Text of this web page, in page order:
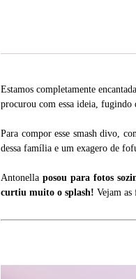
Estamos completamente
procurou com essa ideia, fugindo
Para compor esse smash divo,
dessa família e um exagero de
Antonellaposou para fotos
curtiu muito o splash! Vejam as